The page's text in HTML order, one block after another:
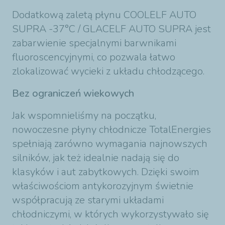
Dodatkową zaletą płynu COOLELF AUTO
SUPRA -37°C / GLACELF AUTO SUPRA jest
zabarwienie specjalnymi barwnikami
fluoroscencyjnymi, co pozwala łatwo
zlokalizować wycieki z układu chłodzącego.
Bez ograniczeń wiekowych
Jak wspomnieliśmy na początku,
nowoczesne płyny chłodnicze TotalEnergies
spełniają zarówno wymagania najnowszych
silników, jak też idealnie nadają się do
klasyków i aut zabytkowych. Dzięki swoim
właściwościom antykorozyjnym świetnie
współpracują ze starymi układami
chłodniczymi, w których wykorzystywało się